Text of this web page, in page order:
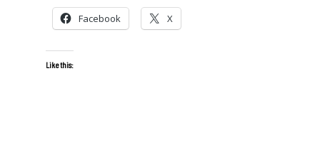
Facebook X
Like this: